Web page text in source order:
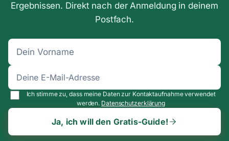
Ergebnissen. Direkt nach der Anmeldung in deinem
Postfach.
Ich stimme zu, dass meine Daten zur Kontaktaufnahme verwendet
werden. Datenschutzerklärung
Ja, ich will den Gratis-Guide!